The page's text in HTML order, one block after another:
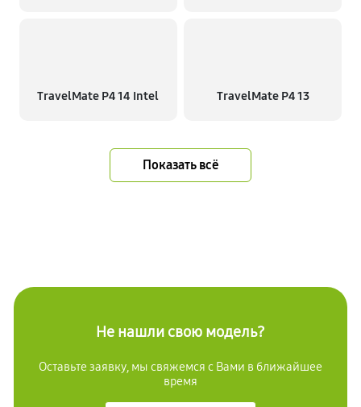
TravelMate P4 14 Intel TravelMate P4 13
Показать всё
Не нашли свою модель?
Оставьте заявку, мы свяжемся с Вами в ближайшее
время